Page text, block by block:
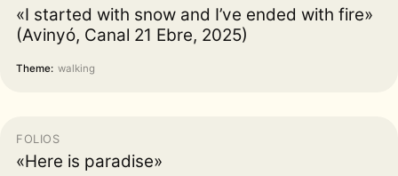
«I started with snow and I’ve ended with fire»
(Avinyó, Canal 21 Ebre, 2025)
Theme: walking
FOLIOS
«Here is paradise»